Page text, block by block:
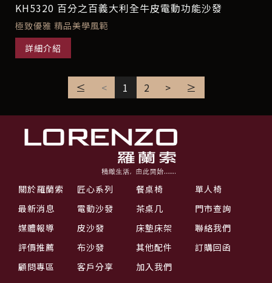
KH5320 百分之百義大利全牛皮電動功能沙發
極致優雅 精品美學風範
詳細介紹
≤ < 1 2 > ≥
關於羅蘭索 匠心系列 餐桌椅
單人椅
最新消息
電動沙發 茶桌几
門市查詢
媒體報導
皮沙發 床墊床架
聯絡我們
評價推薦
布沙發 其他配件
訂購回函
顧問專區
客戶分享 加入我們